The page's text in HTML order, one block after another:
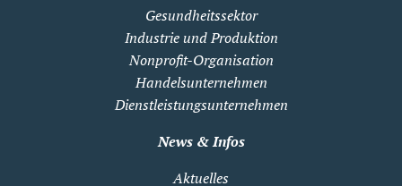
Gesundheitssektor
Industrie und Produktion
Nonprofit-Organisation
Handelsunternehmen
Dienstleistungsunternehmen
News & Infos
Aktuelles